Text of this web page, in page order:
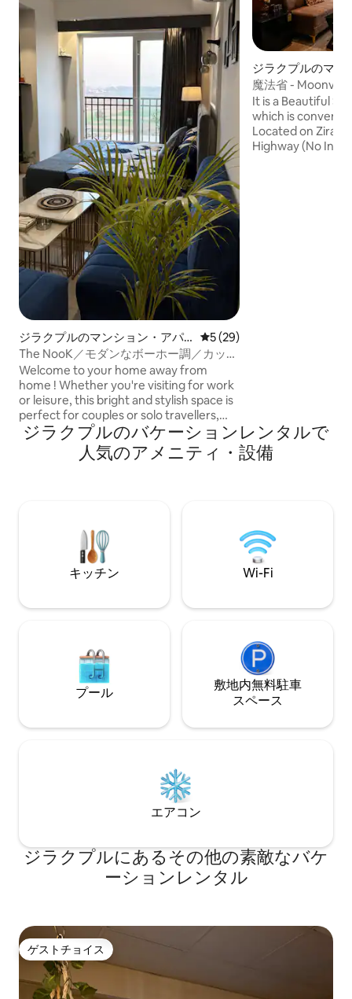
ジラクプルのマンション・アパ
ート
レビュー29件、5つ星中5つ
5 (29)
The NooK／モダンなボーホー調／カップ
ル歓迎
Welcome to your home away from
home ! Whether you're visiting for work
or leisure, this bright and stylish space is
perfect for couples or solo travellers,
families. 🛌 What You'll Get: 1 bedroom
with comfortable bed & living area • 1
bathroom with hot water & basic
friendly •24x7 power💡Backup
ジラクプルのマン
ト
魔法省 -
It is a Beautiful
which is
Located on
Highway (No Internal Full of Traffic
ジラクプルのバケーションレンタルで
人気のアメニティ・設備
キッチン Wi-Fi
プール
敷地内無料駐⁠車
ス⁠ペ⁠ー⁠ス
エアコン
ジラクプルにあるその他の素敵なバケ
ーションレンタル
ゲストチョイス
ゲストチョイス